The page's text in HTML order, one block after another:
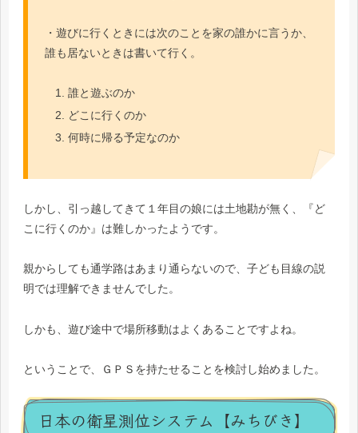
・遊びに行くときには次のことを家の誰かに言うか、
誰も居ないときは書いて行く。
誰と遊ぶのか
どこに行くのか
何時に帰る予定なのか
しかし、引っ越してきて１年目の娘には土地勘が無く、『ど
こに行くのか』は難しかったようです。
親からしても通学路はあまり通らないので、子ども目線の説
明では理解できませんでした。
しかも、遊び途中で場所移動はよくあることですよね。
ということで、ＧＰＳを持たせることを検討し始めました。
日本の衛星測位システム【みちびき】